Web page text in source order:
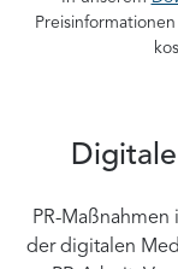
PR-
der digitalen